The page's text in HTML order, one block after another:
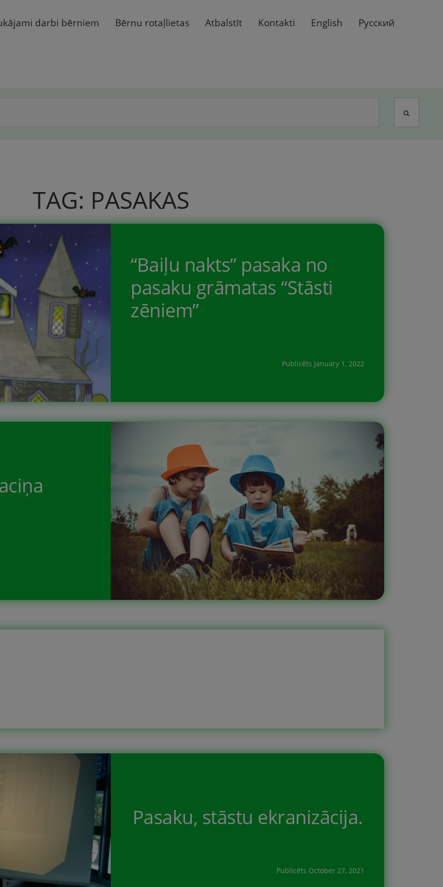
darbi bērniem Bērnu rotaļlietas Atbalstīt Kontakti English Русский
TAG: PASAKAS
“Baiļu nakts” pasaka no
pasaku grāmatas “Stāsti
zēniem”
Publicēts January 1, 2022
“Baiļu nakts”. Pasaka ir no grāmatas “Stāsti zēniem” un šajā grāmatā bez šīs
Ideja Paši mēs šo grāmatu paņēmām no bibliotēkas, un uz doto brīdi arī
– nopirkt. I Šī grāmata būs jums […]
Reizēm lasām komiksus, dažreiz ejot gulēt klausāmies audio pasakas. Bet
Pasaku, stāstu ekranizācija.
Publicēts October 27, 2021